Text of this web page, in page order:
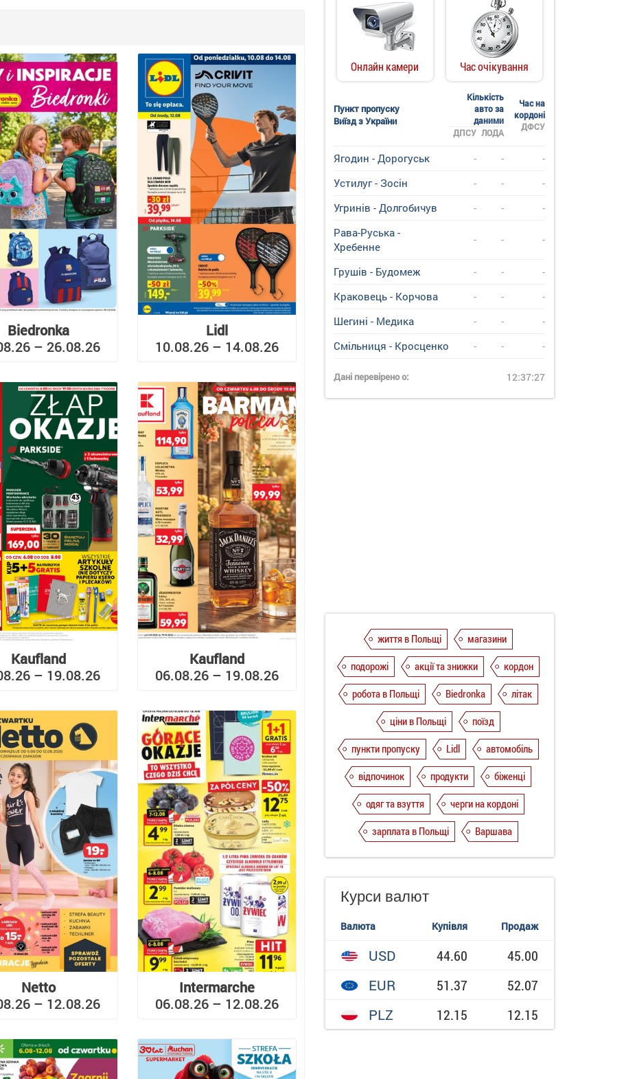
Biedronka
– 26.08.26
Lidl
10.08.26 – 14.08.26
Kaufland
– 19.08.26
Kaufland
06.08.26 – 19.08.26
Netto
– 12.08.26
Intermarche
06.08.26 – 12.08.26
Онлайн камери Час очікування
Пункт пропуску
Виїзд з України
Кількість
авто за
даними
Час на
кордоні
ДФСУ
ДПСУ ЛОДА
Ягодин - Дорогуськ - -
-
Устилуг - Зосін
- -
-
Угринiв - Долгобичув
- -
-
Рава-Руська -
Хребенне
- - -
Грушів - Будомеж - -
-
Краковець - Корчова
- -
-
Шегині - Медика
- -
-
Смільниця - Кросценко
- - -
Дані перевірено о: 12:37:27
життя в Польщі
магазини
подорожі
акції та знижки
кордон
робота в Польщі
Biedronka
літак
ціни в Польщі
поїзд
пункти пропуску
Lidl
автомобіль
відпочинок
продукти
біженці
одяг та взуття
черги на кордоні
зарплата в Польщі
Варшава
Курси валют
Валюта Купівля Продаж
USD 44.60
45.00
EUR
51.37
52.07
PLZ
12.15 12.15